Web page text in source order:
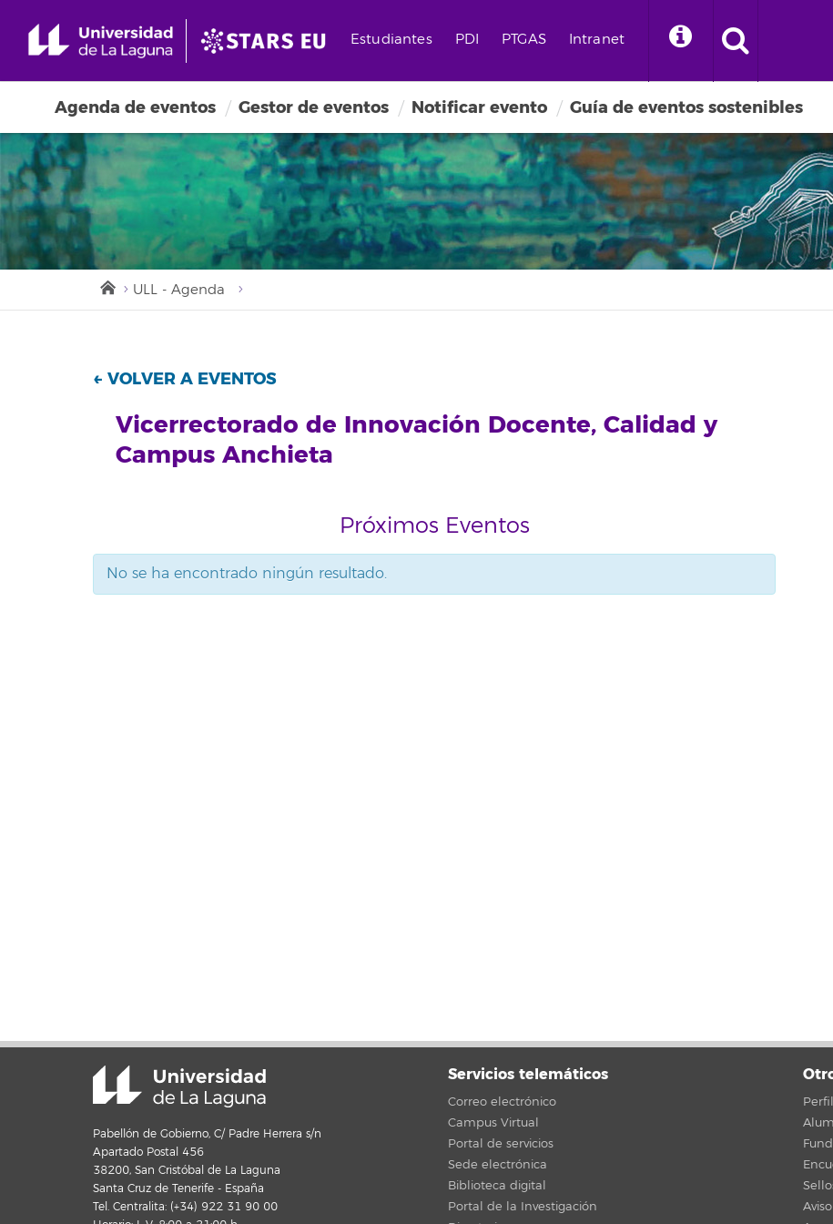
Estudiantes PDI PTGAS Intranet
Agenda de eventos Gestor de eventos Notificar evento Guía de eventos sostenibles
ULL - Agenda
← VOLVER A EVENTOS
Vicerrectorado de Innovación Docente, Calidad y
Campus Anchieta
Próximos Eventos
No se ha encontrado ningún resultado.
Pabellón de Gobierno, C/ Padre Herrera s/n
Apartado Postal 456
38200, San Cristóbal de La Laguna
Santa Cruz de Tenerife - España
Tel. Centralita: (+34) 922 31 90 00
Servicios telemáticos
Correo electrónico
Campus Virtual
Portal de servicios
Sede electrónica
Biblioteca digital
Portal de la Investigación